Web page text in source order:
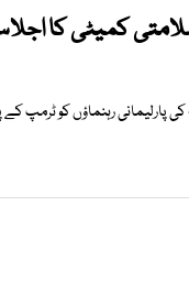
کمیٹی کا
پارلیمانی رہنماؤں کو ٹرمپ